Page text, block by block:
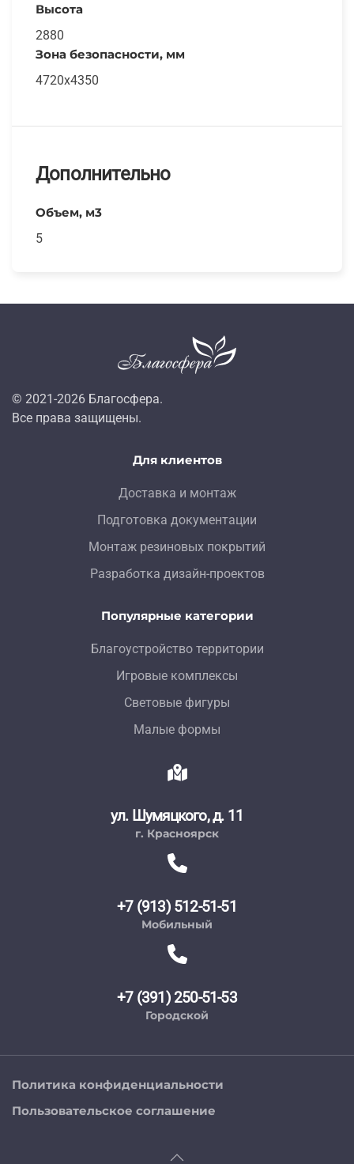
Высота
2880
Зона безопасности, мм
4720х4350
Дополнительно
Объем, м3
5
© 2021-2026 Благосфера.
Все права защищены.
Для клиентов
Доставка и монтаж
Подготовка документации
Монтаж резиновых покрытий
Разработка дизайн-проектов
Популярные категории
Благоустройство территории
Игровые комплексы
Световые фигуры
Малые формы
ул. Шумяцкого, д. 11
г. Красноярск
+7 (913) 512-51-51
Мобильный
+7 (391) 250-51-53
Городской
Политика конфиденциальности
Пользовательское соглашение